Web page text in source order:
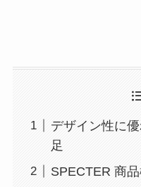
デザイン性に
足
SPECTER 商